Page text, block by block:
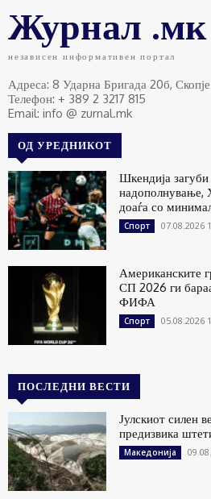
Журнал .мк
независен информативен портал
Адреса: 8 Ударна Бригада 20б, Скопје
Телефон: + 389 2 3217 815
Email: info @ zurnal.mk
ОД УРЕДНИКОТ
Шкендија
надополнување,
доаѓа со
Спорт 07.08.2026
Американските
СП 2026 ги
ФИФА
Спорт 05.08.2026
ПОСЛЕДНИ ВЕСТИ
Јулскиот силен
предизвика
Македонија